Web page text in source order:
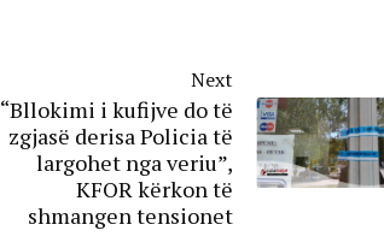
Next
“Bllokimi i kufijve do të
zgjasë derisa Policia të
largohet nga veriu”,
KFOR kërkon të
shmangen tensionet